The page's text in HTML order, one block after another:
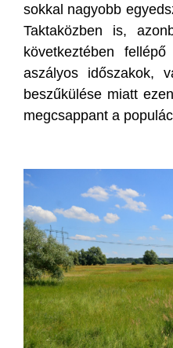
sokkal nagyobb
Taktaközben is,
következtében
aszályos időszakok,
beszűkülése miatt
megcsappant a